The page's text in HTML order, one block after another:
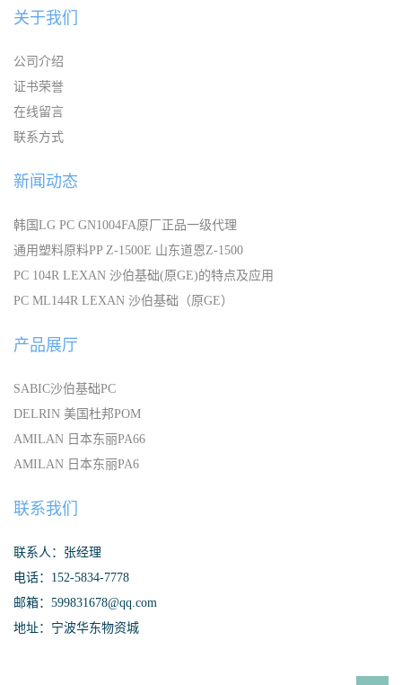
关于我们
公司介绍
证书荣誉
在线留言
联系方式
新闻动态
韩国LG PC GN1004FA原厂正品一级代理
通用塑料原料PP Z-1500E 山东道恩Z-1500
PC 104R LEXAN 沙伯基础(原GE)的特点及应用
PC ML144R LEXAN 沙伯基础（原GE）
产品展厅
SABIC沙伯基础PC
DELRIN 美国杜邦POM
AMILAN 日本东丽PA66
AMILAN 日本东丽PA6
联系我们
联系人：张经理
电话：152-5834-7778
邮箱：599831678@qq.com
地址：宁波华东物资城